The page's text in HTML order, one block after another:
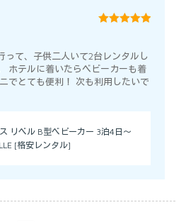
って、子供二人いて2台レンタルし
ホテルに着いたらベビーカーも着
でとても便利！ 次も利用したいで
リベル B型ベビーカー 3泊4日～
[格安レンタル]